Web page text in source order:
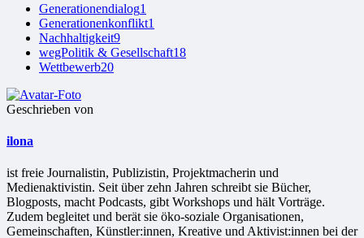
Generationendialog1
Generationenkonflikt1
Nachhaltigkeit9
wegPolitik & Gesellschaft18
Wettbewerb20
Geschrieben von
ilona
ist freie Jour­na­lis­tin, Publizistin, Projekt­ma­che­rin und
Medienaktivistin. Seit über zehn Jahren schreibt sie Bücher,
Blogposts, macht Podcasts, gibt Workshops und hält Vorträge.
Zudem begleitet und berät sie öko-soziale Organisationen,
Gemeinschaften, Künstler:innen, Kreative und Aktivist:innen bei der